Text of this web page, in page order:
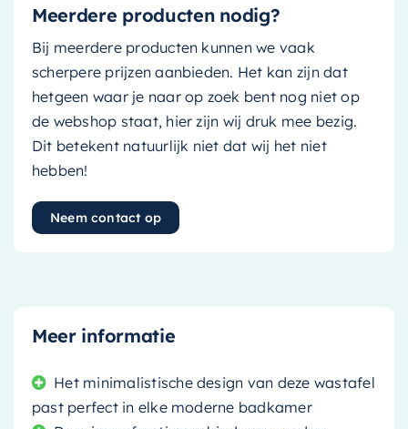
Meerdere producten nodig?
Bij meerdere producten kunnen we vaak
scherpere prijzen aanbieden. Het kan zijn dat
hetgeen waar je naar op zoek bent nog niet op
de webshop staat, hier zijn wij druk mee bezig.
Dit betekent natuurlijk niet dat wij het niet
hebben!
Neem contact op
Meer informatie
Het minimalistische design van deze wastafel
past perfect in elke moderne badkamer